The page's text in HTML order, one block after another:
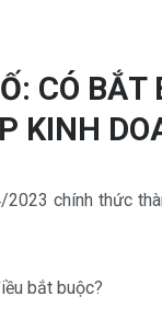
CÓ BẮT
KINH
chính thức
bắt buộc?